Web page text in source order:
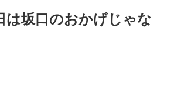
は坂口のおかげじゃな